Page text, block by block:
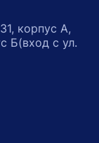
корпус А,
Б(вход с ул.